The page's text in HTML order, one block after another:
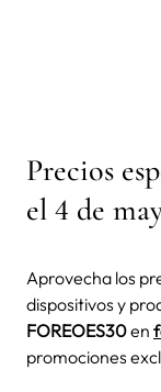
Precios
el 4 de
Aprovecha los
dispositivos y
FOREOES30en
promociones